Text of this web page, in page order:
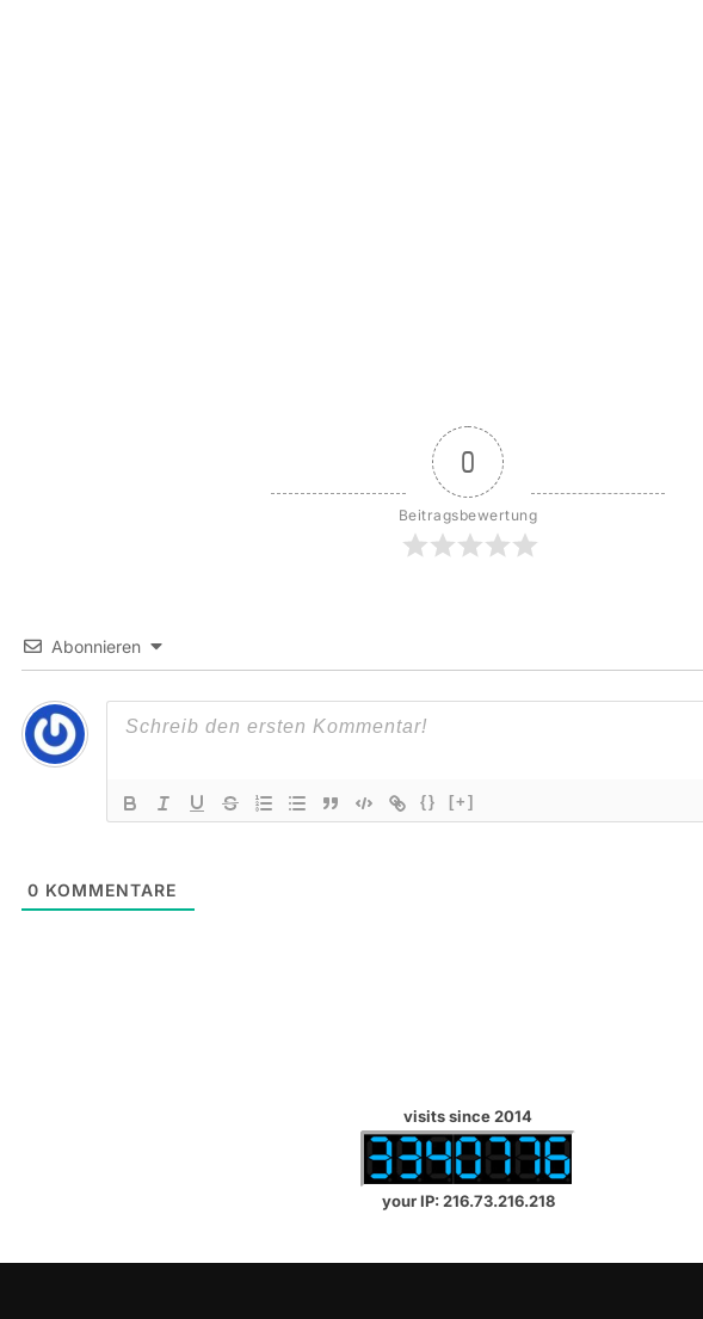
0
Beitragsbewertung
Abonnieren
{} [+]
0 KOMMENTARE
visits since 2014
your IP: 216.73.216.218